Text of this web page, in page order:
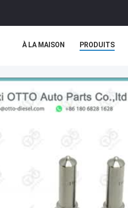
À LA MAISON PRODUITS